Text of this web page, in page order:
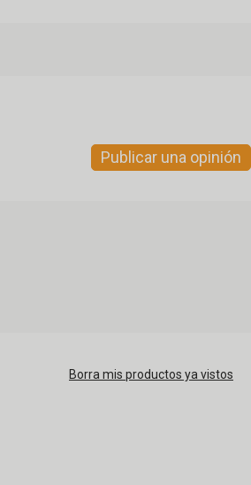
Publicar una opinión
Borra mis productos ya vistos